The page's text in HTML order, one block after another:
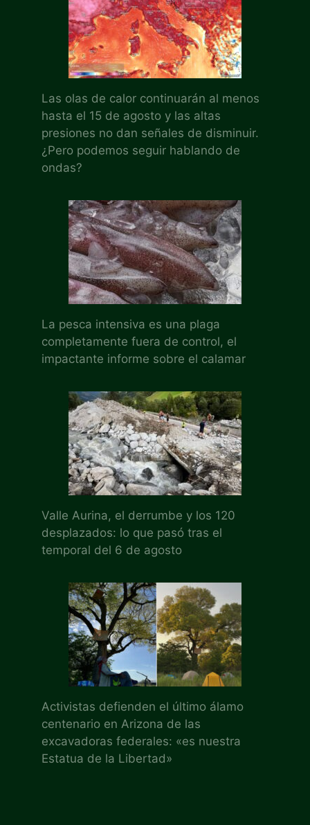
Las olas de calor continuarán al menos
hasta el 15 de agosto y las altas
presiones no dan señales de disminuir.
¿Pero podemos seguir hablando de
ondas?
La pesca intensiva es una plaga
completamente fuera de control, el
impactante informe sobre el calamar
Valle Aurina, el derrumbe y los 120
desplazados: lo que pasó tras el
temporal del 6 de agosto
Activistas defienden el último álamo
centenario en Arizona de las
excavadoras federales: «es nuestra
Estatua de la Libertad»